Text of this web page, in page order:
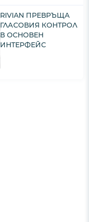
RIVIAN ПРЕВРЪЩА
ГЛАСОВИЯ КОНТРОЛ
В ОСНОВЕН
ИНТЕРФЕЙС